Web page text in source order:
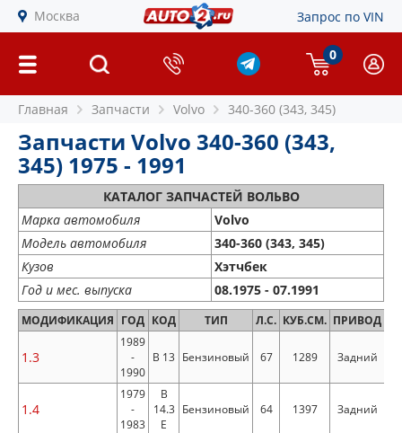
Москва Запрос по VIN
0
Главная Запчасти Volvo 340-360 (343, 345)
Запчасти Volvo 340-360 (343,
345) 1975 - 1991
КАТАЛОГ ЗАПЧАСТЕЙ ВОЛЬВО
Марка автомобиля
Volvo
Модель автомобиля
340-360 (343, 345)
Кузов
Хэтчбек
Год и мес. выпуска
08.1975 - 07.1991
МОДИФИКАЦИЯ ГОД КОД ТИП Л.С. КУБ.СМ. ПРИВОД
1.3
1989
-
1990
B 13 Бензиновый 67 1289 Задний
1.4
1979
-
1983
B
14.3
E
Бензиновый 64 1397 Задний